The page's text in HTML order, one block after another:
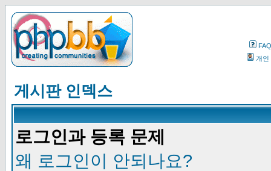
FAQ
개인
게시판 인덱스
로그인과 등록 문제
왜 로그인이 안되나요?